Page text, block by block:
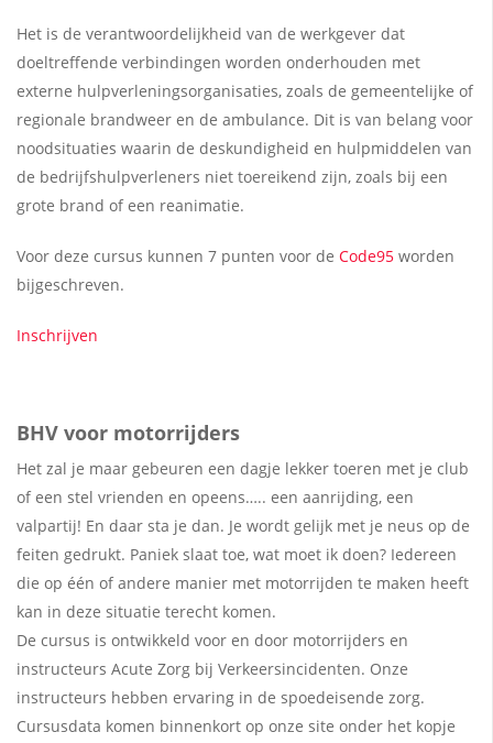
Het is de verantwoordelijkheid van de werkgever dat
doeltreffende verbindingen worden onderhouden met
externe hulpverleningsorganisaties, zoals de gemeentelijke of
regionale brandweer en de ambulance. Dit is van belang voor
noodsituaties waarin de deskundigheid en hulpmiddelen van
de bedrijfshulpverleners niet toereikend zijn, zoals bij een
grote brand of een reanimatie.
Voor deze cursus kunnen 7 punten voor de Code95 worden
bijgeschreven.
Inschrijven
BHV voor motorrijders
Het zal je maar gebeuren een dagje lekker toeren met je club
of een stel vrienden en opeens….. een aanrijding, een
valpartij! En daar sta je dan. Je wordt gelijk met je neus op de
feiten gedrukt. Paniek slaat toe, wat moet ik doen? Iedereen
die op één of andere manier met motorrijden te maken heeft
kan in deze situatie terecht komen.
De cursus is ontwikkeld voor en door motorrijders en
instructeurs Acute Zorg bij Verkeersincidenten. Onze
instructeurs hebben ervaring in de spoedeisende zorg.
Cursusdata komen binnenkort op onze site onder het kopje